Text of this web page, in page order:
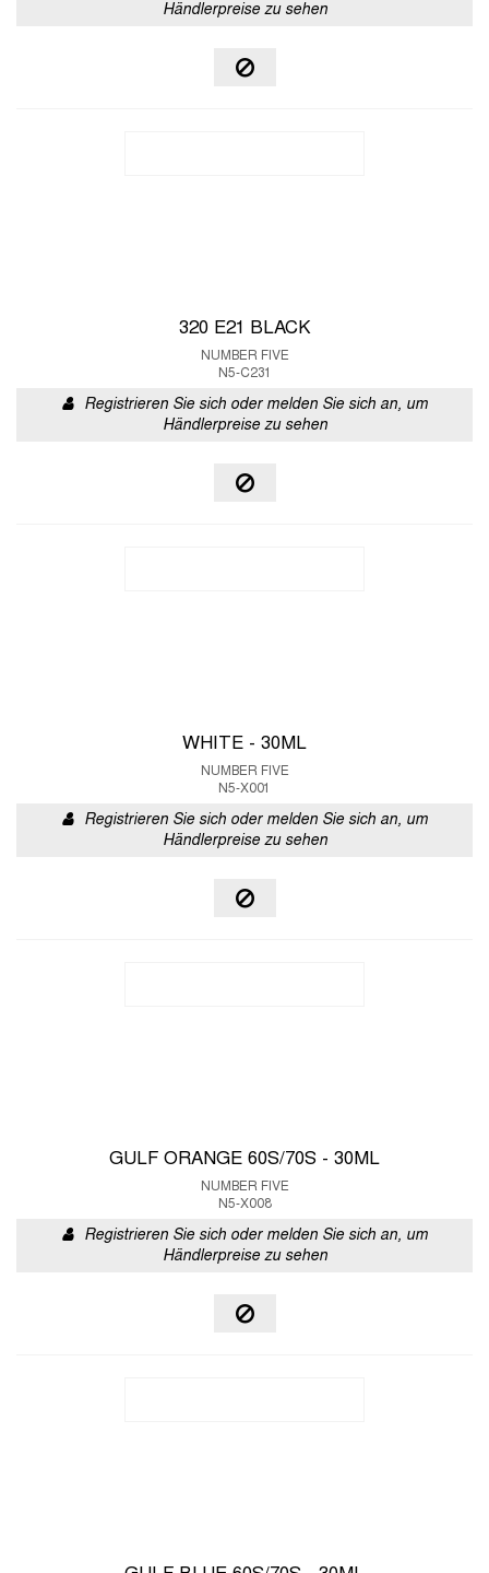
Händlerpreise zu sehen
320 E21 BLACK
NUMBER FIVE
N5-C231
Registrieren Sie sich oder melden Sie sich an, um
Händlerpreise zu sehen
WHITE - 30ML
NUMBER FIVE
N5-X001
Registrieren Sie sich oder melden Sie sich an, um
Händlerpreise zu sehen
GULF ORANGE 60S/70S - 30ML
NUMBER FIVE
N5-X008
Registrieren Sie sich oder melden Sie sich an, um
Händlerpreise zu sehen